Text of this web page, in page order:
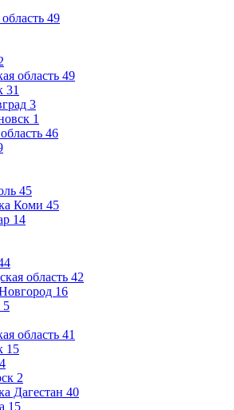
49
область 49
31
3
1
46
45
Коми 45
14
область 42
16
5
область 41
15
4
2
Дагестан 40
15